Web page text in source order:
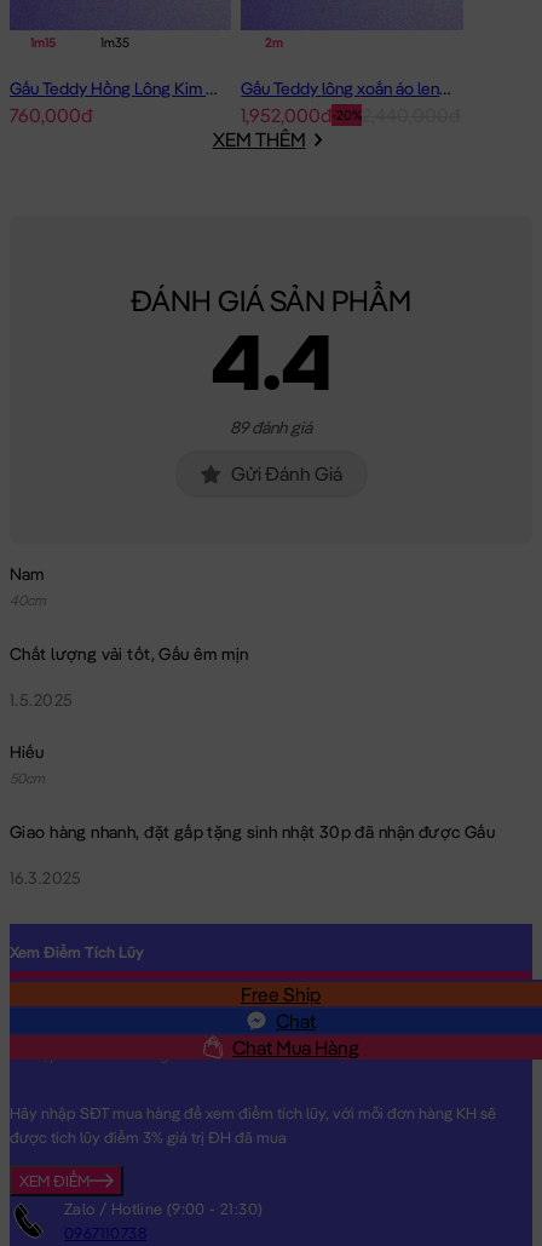
1m15 1m35
Gấu Teddy Hồng Lông Kim Chồn Đeo Nơ Hồng Pink Girl
760,000đ
2m
Gấu Teddy lông xoắn áo len Choco 2m - Hàng Nhập
-20%
1,952,000đ
XEM THÊM
ĐÁNH GIÁ SẢN PHẨM
4.4
89 đánh giá
Gửi Đánh Giá
Nam
40cm
Chất lượng vải tốt, Gấu êm mịn
1.5.2025
Hiếu
50cm
Giao hàng nhanh, đặt gấp tặng sinh nhật 30p đã nhận được Gấu
16.3.2025
Free Ship
Chat
Chat Mua Hàng
Xem Điểm Tích Lũy
Hãy nhập SĐT mua hàng để xem điểm tích lũy, với mỗi đơn hàng KH sẽ
được tích lũy điểm 3% giá trị ĐH đã mua
XEM ĐIỂM
Zalo / Hotline (9:00 - 21:30)
0967110738